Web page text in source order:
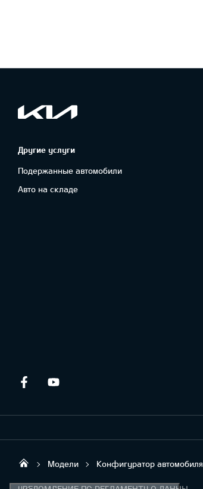
Другие услуги
Подержанные автомобили
Авто на складе
Facebook
UAB „Klaipėdos autocentras“
Модели Конфигуратор автомобиля